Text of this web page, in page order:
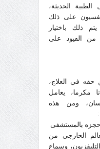
الطبية الحديثة،
على ذلك
ذلك باختيار
من القيود على
حقه في العلاج،
مكرما، يعامل
ومن هذه
حجزه بالمستشفى
الخارجي من
وسماع